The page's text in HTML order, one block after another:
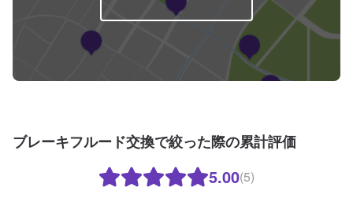
ブレーキフルード交換で絞った際の累計評価
5.00(5)